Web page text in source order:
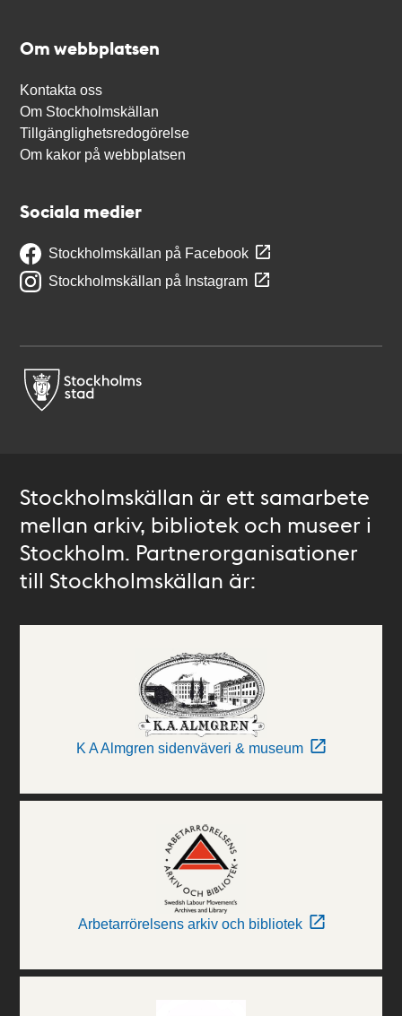
Om webbplatsen
Kontakta oss
Om Stockholmskällan
Tillgänglighetsredogörelse
Om kakor på webbplatsen
Sociala medier
Stockholmskällan på Facebook
Stockholmskällan på Instagram
Stockholmskällan är ett samarbete
mellan arkiv, bibliotek och museer i
Stockholm. Partnerorganisationer
till Stockholmskällan är:
K A Almgren sidenväveri & museum
Arbetarrörelsens arkiv och bibliotek